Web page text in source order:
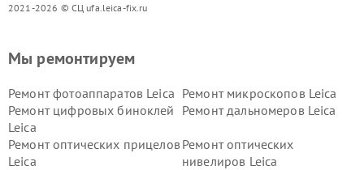
2021-2026 © СЦ ufa.leica-fix.ru
Мы ремонтируем
Ремонт фотоаппаратов Leica Ремонт микроскопов Leica
Ремонт цифровых биноклей
Leica
Ремонт дальномеров Leica
Ремонт оптических прицелов
Leica
Ремонт оптических
нивелиров Leica